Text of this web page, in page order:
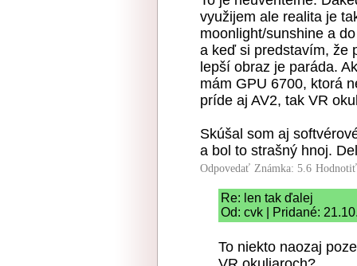
využijem ale realita je
moonlight/sunshine a
a keď si predstavím, že
lepší obraz je paráda.
mám GPU 6700, ktorá
príde aj AV2, tak VR
Skúšal som aj
a bol to strašný hnoj.
Odpovedať Známka: 5.6
Re: len tak ďalej
Od: cvk | Pridané:
To niekto naozaj